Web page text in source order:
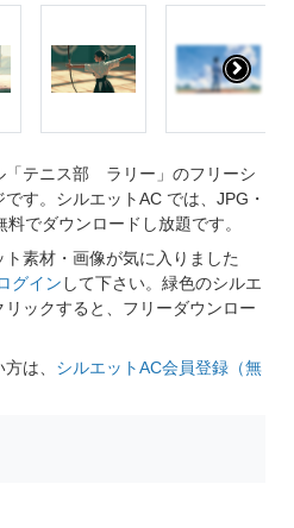
「テニス部 ラリー」のフリーシ
す。シルエットAC では、JPG・
でダウンロードし放題です。
素材・画像が気に入りました
グイン して下さい。緑色のシルエ
ックすると、フリーダウンロー
は、 シルエットAC会員登録（無